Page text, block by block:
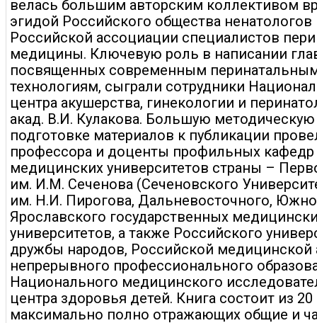
велась большим авторским коллективом
эгидой Российского общества ненатологов
Российской ассоциации специалистов
медицины. Ключевую роль в написании
посвященных современным
технологиям, сыграли сотрудники
центра акушерства, гинекологии и
акад. В.И. Кулакова. Большую методическую
подготовке материалов к публикации
профессора и доценты профильных
медицинских университетов страны –
им. И.М. Сеченова (Сеченовского
им. Н.И. Пирогова, Дальневосточного,
Ярославского государственных
университетов, а также Российского
дружбы народов, Российской медицинской
непрерывного профессионального
Национального медицинского
центра здоровья детей. Книга состоит из
максимально полно отражающих общие и